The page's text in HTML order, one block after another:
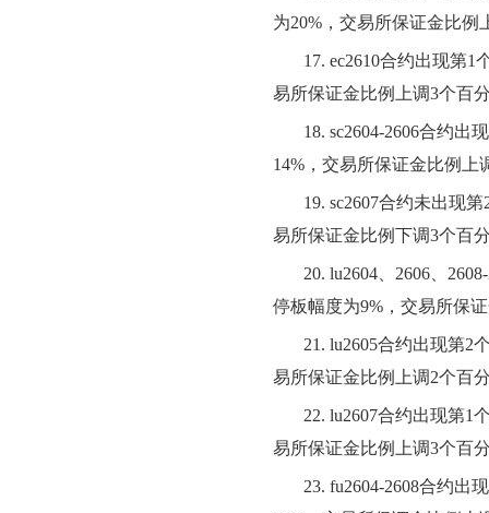
为20%，交易所保证金比例
17. ec2610合约出现第1
易所保证金比例上调3个百
18. sc2604-2606合约出
14%，交易所保证金比例上
19. sc2607合约未出现
易所保证金比例下调3个百
20. lu2604、2606、
停板幅度为9%，交易所保
21. lu2605合约出现第2
易所保证金比例上调2个百
22. lu2607合约出现第1
易所保证金比例上调3个百
23. fu2604-2608合约出